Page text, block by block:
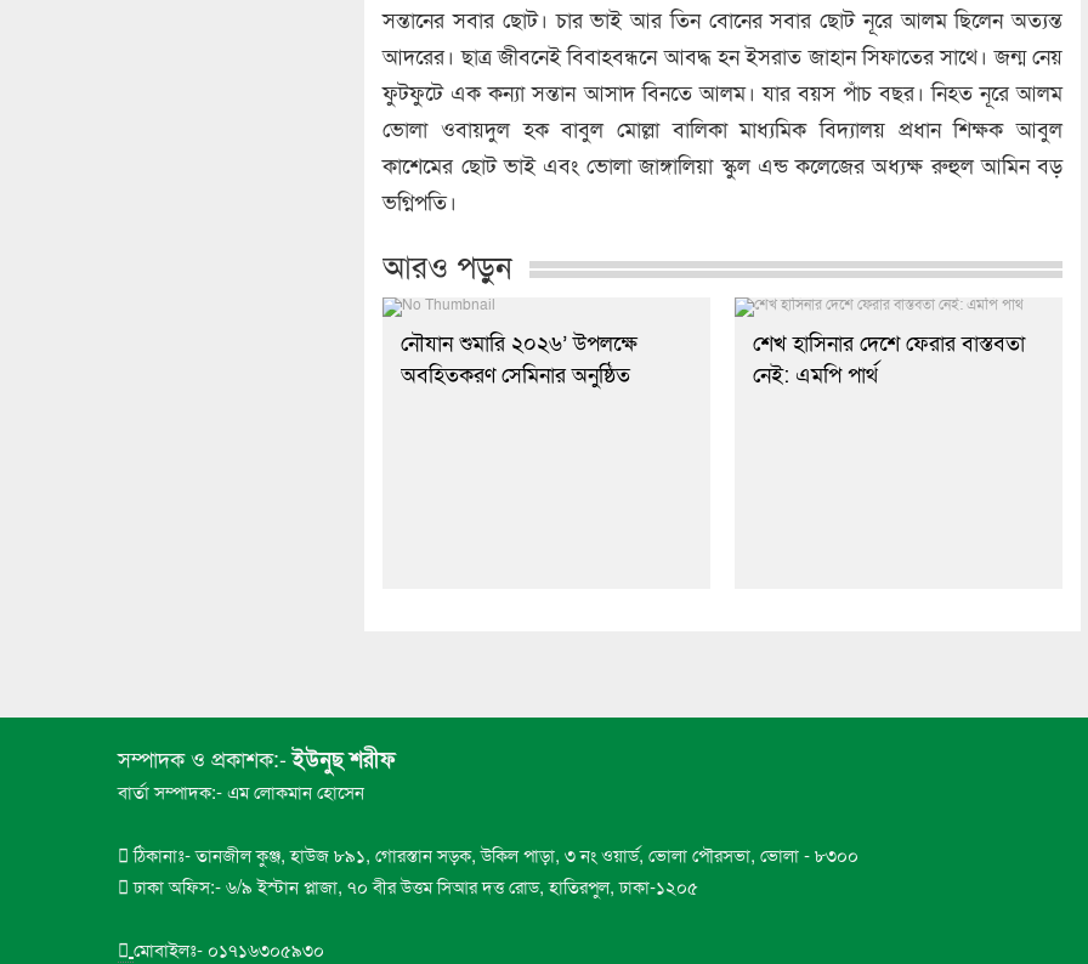
সন্তানের সবার ছোট। চার ভাই আর তিন বোনের সবার ছোট নূরে আলম ছিলেন অত্যন্ত
আদরের। ছাত্র জীবনেই বিবাহবন্ধনে আবদ্ধ হন ইসরাত জাহান সিফাতের সাথে। জন্ম নেয়
ফুটফুটে এক কন্যা সন্তান আসাদ বিনতে আলম। যার বয়স পাঁচ বছর। নিহত নূরে আলম
ভোলা ওবায়দুল হক বাবুল মোল্লা বালিকা মাধ্যমিক বিদ্যালয় প্রধান শিক্ষক আবুল
কাশেমের ছোট ভাই এবং ভোলা জাঙ্গালিয়া স্কুল এন্ড কলেজের অধ্যক্ষ রুহুল আমিন বড়
ভগ্নিপতি।
আরও পড়ুন
নৌযান শুমারি ২০২৬’ উপলক্ষে
অবহিতকরণ সেমিনার অনুষ্ঠিত
শেখ হাসিনার দেশে ফেরার বাস্তবতা
নেই: এমপি পার্থ
সম্পাদক ও প্রকাশক:-ইউনুছ শরীফ
বার্তা সম্পাদক:- এম লোকমান হোসেন
ঠিকানাঃ- তানজীল কুঞ্জ, হাউজ ৮৯১, গোরস্তান সড়ক, উকিল পাড়া, ৩ নং ওয়ার্ড, ভোলা পৌরসভা, ভোলা - ৮৩০০
ঢাকা অফিস:- ৬/৯ ইস্টান প্লাজা, ৭০ বীর উত্তম সিআর দত্ত রোড, হাতিরপুল, ঢাকা-১২০৫
মোবাইলঃ- ০১৭১৬৩০৫৯৩০